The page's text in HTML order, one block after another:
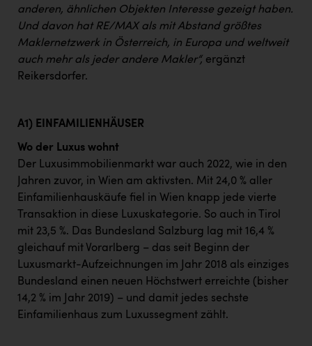
anderen, ähnlichen Objekten Interesse gezeigt haben.
Und davon hat RE/MAX als mit Abstand größtes
Maklernetzwerk in Österreich, in Europa und weltweit
auch mehr als jeder andere Makler“, ergänzt
Reikersdorfer.
A1) EINFAMILIENHÄUSER
Wo der Luxus wohnt
Der Luxusimmobilienmarkt war auch 2022, wie in den
Jahren zuvor, in Wien am aktivsten. Mit 24,0 % aller
Einfamilienhauskäufe fiel in Wien knapp jede vierte
Transaktion in diese Luxuskategorie. So auch in Tirol
mit 23,5 %. Das Bundesland Salzburg lag mit 16,4 %
gleichauf mit Vorarlberg – das seit Beginn der
Luxusmarkt-Aufzeichnungen im Jahr 2018 als einziges
Bundesland einen neuen Höchstwert erreichte (bisher
14,2 % im Jahr 2019) – und damit jedes sechste
Einfamilienhaus zum Luxussegment zählt.